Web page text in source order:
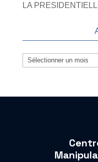
LA
Archives